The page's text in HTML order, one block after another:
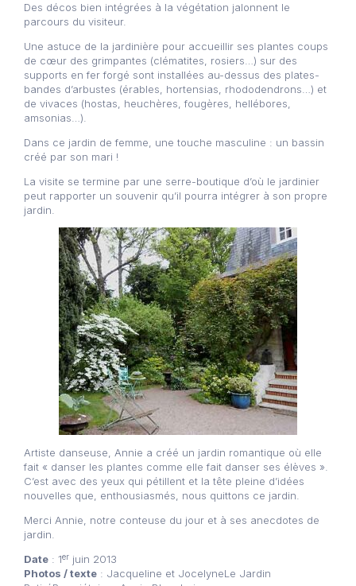
Des décos bien intégrées à la végétation jalonnent le
parcours du visiteur.
Une astuce de la jardinière pour accueillir ses plantes coups
de cœur des grimpantes (clématites, rosiers…) sur des
supports en fer forgé sont installées au-dessus des plates-
bandes d’arbustes (érables, hortensias, rhododendrons…) et
de vivaces (hostas, heuchères, fougères, hellébores,
amsonias…).
Dans ce jardin de femme, une touche masculine : un bassin
créé par son mari !
La visite se termine par une serre-boutique d’où le jardinier
peut rapporter un souvenir qu’il pourra intégrer à son propre
jardin.
Artiste danseuse, Annie a créé un jardin romantique où elle
fait « danser les plantes comme elle fait danser ses élèves ».
C’est avec des yeux qui pétillent et la tête pleine d’idées
nouvelles que, enthousiasmés, nous quittons ce jardin.
Merci Annie, notre conteuse du jour et à ses anecdotes de
jardin.
Date : 1er juin 2013
Photos / texte : Jacqueline et JocelyneLe Jardin